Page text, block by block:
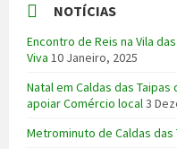
NOTÍCIAS
Encontro de Reis na Vila
Viva 10 Janeiro, 2025
Natal em Caldas das
apoiar Comércio local3
Metrominuto de Caldas das